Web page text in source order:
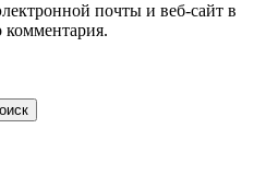
почты и веб-сайт в
комментария.